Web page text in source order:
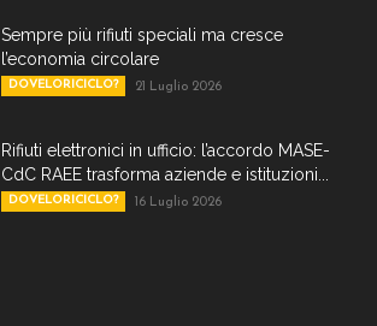
Sempre più rifiuti speciali ma cresce
l’economia circolare
DOVELORICICLO? 21 Luglio 2026
Rifiuti elettronici in ufficio: l’accordo MASE-
CdC RAEE trasforma aziende e istituzioni...
DOVELORICICLO? 16 Luglio 2026